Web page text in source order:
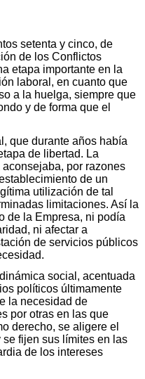
setenta y cinco, de
de los Conflictos
etapa importante en la
laboral, en cuanto que
a la huelga, siempre que
y de forma que el
que durante años había
de libertad. La
por razones
de un
utilización de tal
limitaciones. Así la
de la Empresa, ni podía
ni afectar a
de servicios públicos
social, acentuada
políticos últimamente
la necesidad de
por otras en las que
derecho, se aligere el
fijen sus límites en las
de los intereses